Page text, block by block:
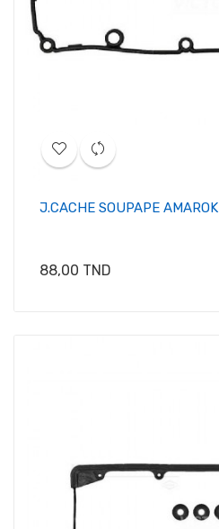
J.CACHE SOUPAPE AMAROK
Prix
88,00 TND